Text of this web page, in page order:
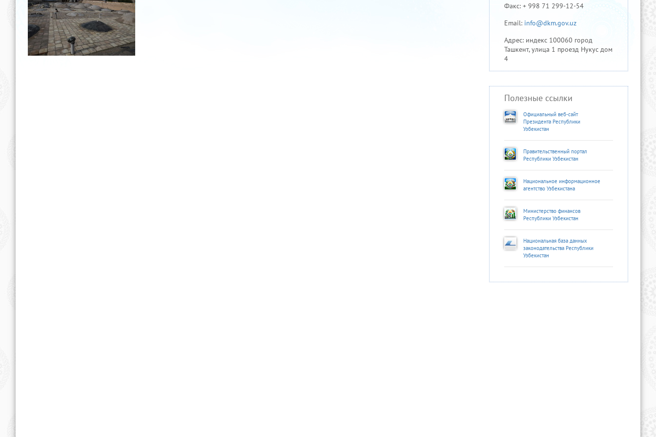
Факс: + 998 71 299-12-54
Email: info@dkm.gov.uz
Адрес: индекс 100060 город
Ташкент, улица 1 проезд Нукус дом
4
Полезные ссылки
Официальный веб-сайт
Президента Республики
Узбекистан
Правительственный портал
Республики Узбекистан
Национальное информационное
агентство Узбекистана
Министерство финансов
Республики Узбекистан
Национальная база данных
законодательства Республики
Узбекистан